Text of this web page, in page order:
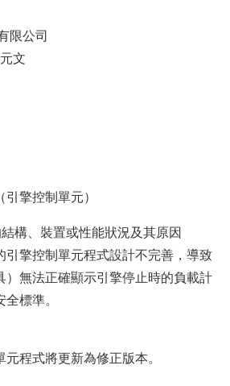
限公司
文
擎控制單元）
構、裝置或性能狀況及其原因
引擎控制單元程式設計不完善，導致
）無法正確顯示引擎停止時的負載計
標準。
程式將更新為修正版本。